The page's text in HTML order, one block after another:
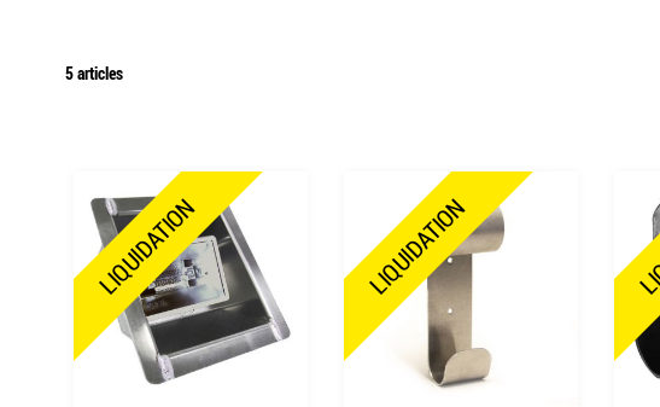
5articles
LIQUIDATION LIQUIDATION